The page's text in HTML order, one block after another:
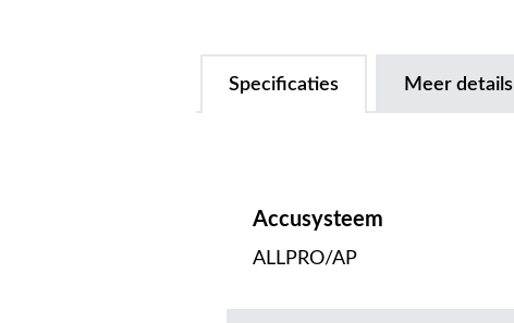
Specificaties Meer details
Accusysteem
ALLPRO/AP